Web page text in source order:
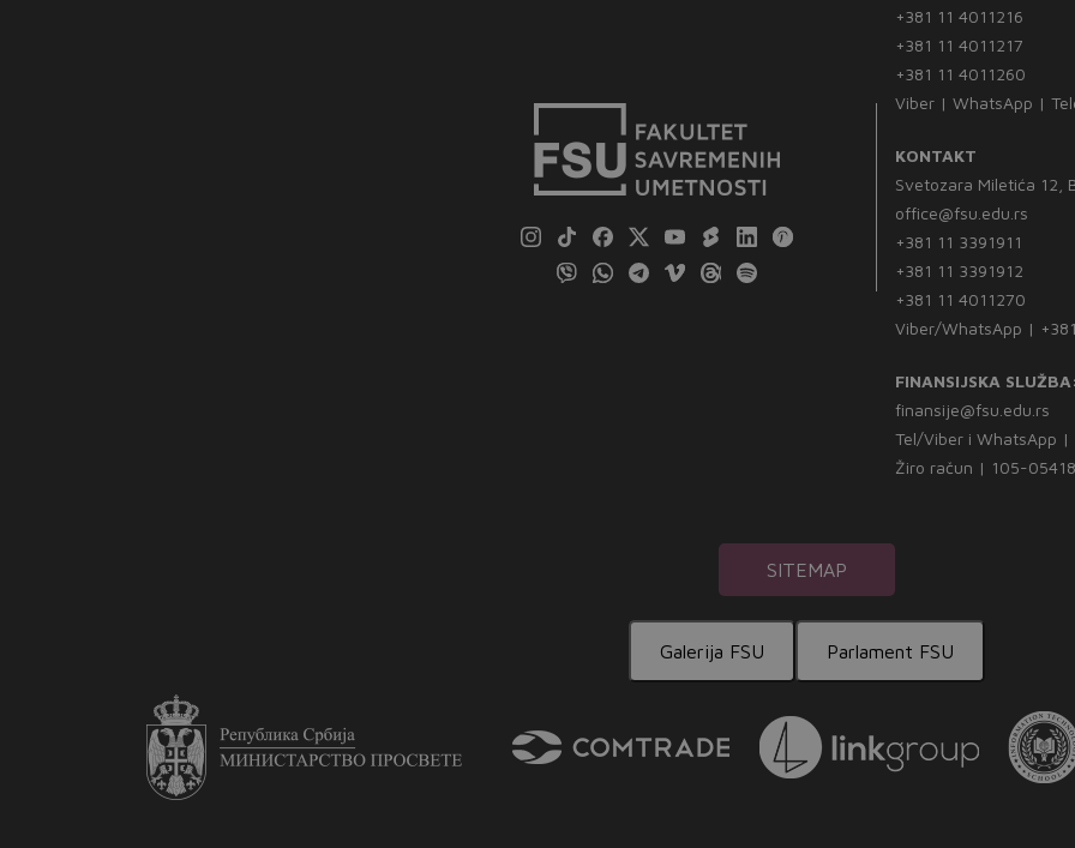
+381 11 4011216
+381 11 4011217
+381 11 4011260
Viber | WhatsApp |
KONTAKT
Svetozara Miletića 12,
office@fsu.edu.rs
+381 11 3391911
+381 11 3391912
+381 11 4011270
Viber/WhatsApp |
FINANSIJSKA
finansije@fsu.edu.rs
Tel/Viber i WhatsApp |
Žiro račun | 105-
SITEMAP
Galerija FSU Parlament FSU